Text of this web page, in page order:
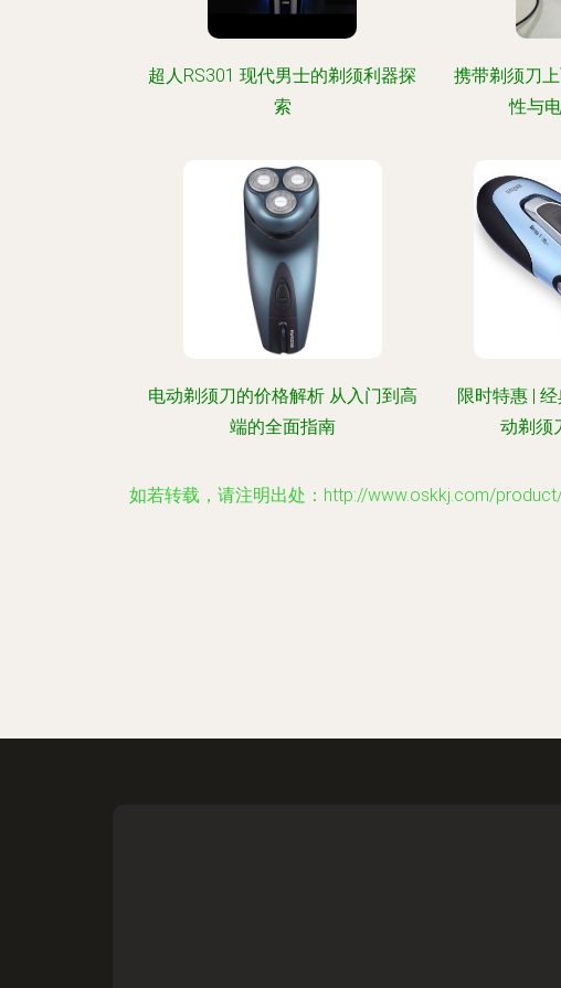
超人RS301 现代男士的剃须利器探
索
携带剃须刀
性与
电动剃须刀的价格解析 从入门到高
端的全面指南
限时特惠 |
动剃须
如若转载，请注明出处：http://www.oskkj.com/